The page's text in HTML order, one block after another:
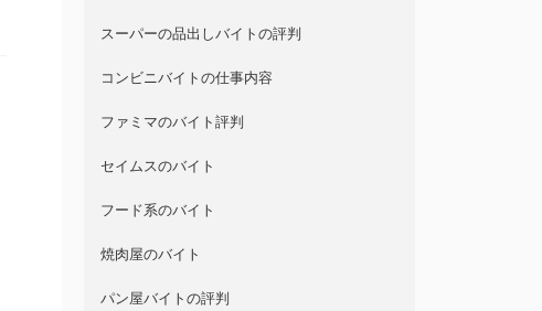
スーパーの品出しバイトの評判
コンビニバイトの仕事内容
ファミマのバイト評判
セイムスのバイト
フード系のバイト
焼肉屋のバイト
パン屋バイトの評判